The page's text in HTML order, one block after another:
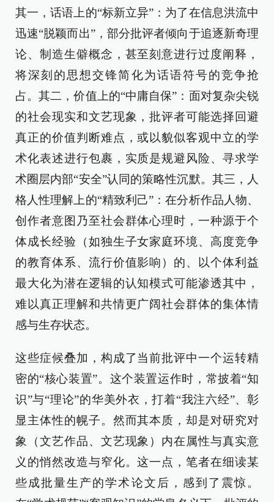
其一，话语上的“标新立异”：为了在信息洪流中
迅速“脱颖而出”，部分批评者倾向于追逐新奇理
论、制造生僻概念，甚至刻意进行过度阐释，
将深刻的思想交锋简化为话语符号的竞争抢
占。其二，价值上的“中庸自保”：面对复杂尖锐
的社会现实和文艺现象，批评者可能选择回避
真正的价值判断难点，或以貌似客观中立的学
术化表述进行包裹，实质是规避风险、寻求学
术圈层内部“安全”认同的策略性沉默。其三，人
格人性理解上的“精致利己”：在分析作品人物、
创作者意图乃至社会群体心理时，一种源于个
体成长经验（如独生子女家庭环境、高度竞争
的教育体系、流行价值影响）的、以个体利益
最大化为潜在逻辑的认知模式可能渗透其中，
难以真正理解和共情更广阔社会群体的集体情
感与生存状态。
这些症候叠加，构成了当前批评中一个运转精
密的“核心装置”。这个装置运作时，常披着“知
识”与“理论”的华美外衣，打着“我注六经”、彰
显主体性的幌子。然而其本质，却是对研究对
象（文艺作品、文艺现象）内在属性与真实意
义的悄然改造与窄化。这一点，笔者在细读某
些成批量生产的学术论文后，感到了震惊。